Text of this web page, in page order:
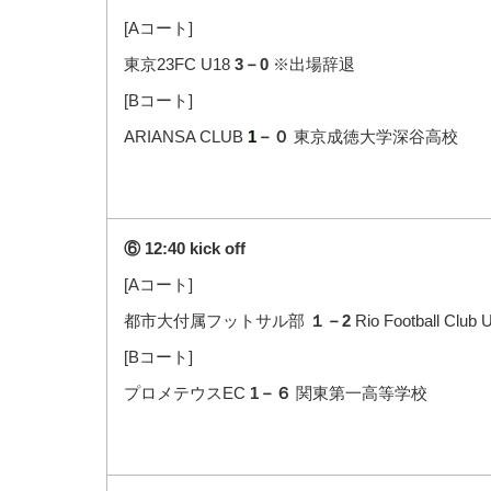
[Aコート]
東京23FC U18 3－0 ※出場辞退
[Bコート]
ARIANSA CLUB 1 －０ 東京成徳大学深谷高校
⑥ 12:40 kick off
[Aコート]
都市大付属フットサル部 １－2 Rio Football Club
[Bコート]
プロメテウスEC 1－６ 関東第一高等学校